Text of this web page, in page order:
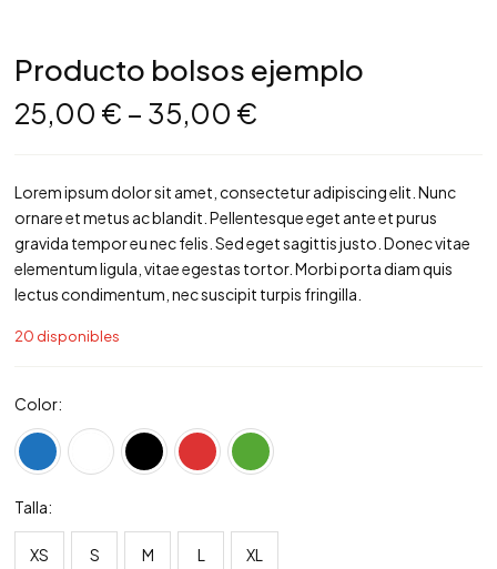
Producto bolsos ejemplo
25,00 € – 35,00 €
Lorem ipsum dolor sit amet, consectetur adipiscing elit. Nunc
ornare et metus ac blandit. Pellentesque eget ante et purus
gravida tempor eu nec felis. Sed eget sagittis justo. Donec vitae
elementum ligula, vitae egestas tortor. Morbi porta diam quis
lectus condimentum, nec suscipit turpis fringilla.
20 disponibles
Color
Talla
XS S M L XL